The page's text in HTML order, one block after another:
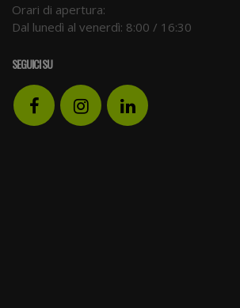
Orari di apertura:
Dal lunedì al venerdì: 8:00 / 16:30
SEGUICI SU
FacebookInstagramLinkedIn